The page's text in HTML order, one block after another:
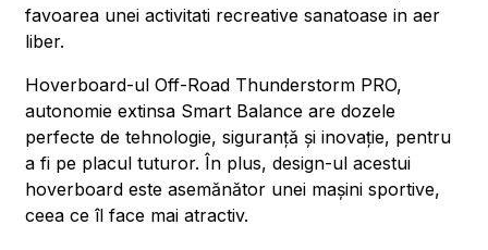
favoarea unei activitati recreative sanatoase in aer
liber.
Hoverboard-ul Off-Road Thunderstorm PRO,
autonomie extinsa Smart Balance are dozele
perfecte de tehnologie, siguranță și inovație, pentru
a fi pe placul tuturor. În plus, design-ul acestui
hoverboard este asemănător unei mașini sportive,
ceea ce îl face mai atractiv.